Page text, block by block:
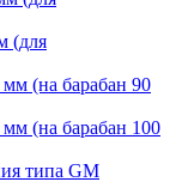
(для
(на барабан 90
(на барабан 100
типа GM